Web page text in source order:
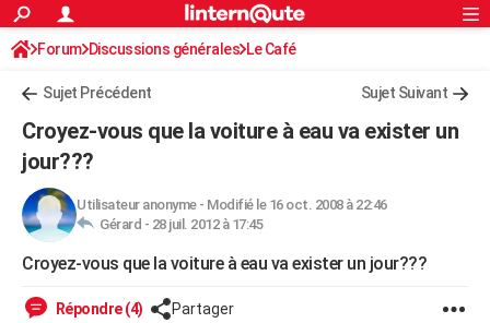
ACTUALITÉS
Politique
Société
Faits Divers
Education
Monde
Villes
+
Programme TV
TNTStreaming
Cinéma
Sorties cinéma
Musique
+FINANCE
Retraite
Impôts
Epargne
Immobilier
Risques naturels par ville
Banque
Assurance
Crédit
AUTO
Essais
Réserver un essai
Citadines
Berlines
SUV
Forum auto
HIGH-TECH
S'inscrire
Connexion
Forum Discussions générales Le Café
Sujet Précédent Sujet Suivant
Croyez-vous que la voiture à eau va exister un
jour???
Utilisateur anonyme- Modifié le 16 oct. 2008 à 22:46
Gérard - 28 juil. 2012 à 17:45
Croyez-vous que la voiture à eau va exister un jour???
Répondre (4) Partager